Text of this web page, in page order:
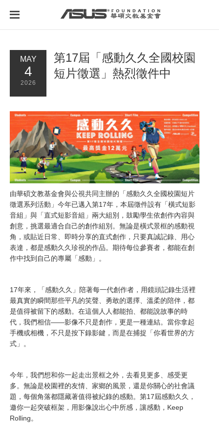
MAY
4
2026
第17屆「感動久久全國校園
短片徵選」熱烈徵件中
由華碩文教基金會與公視共同主辦的「感動久久全國校園短片
徵選系列活動」今年已邁入第17年，本屆徵件設有「橫式短影
音組」與「直式短影音組」兩大組別，鼓勵學生依創作內容與
創意，挑選最適合自己的創作組別。無論是橫式景框的感動視
角，或貼近日常、即時分享的直式創作，只要真誠記錄、用心
表達，都是感動久久珍視的作品。期待每位參賽者，都能在創
作中找到自己的專屬「感動」。
17年來，「感動久久」陪著每一代創作者，用鏡頭記錄生活裡
最真實的瞬間那些平凡的笑聲、勇敢的選擇、溫柔的陪伴，都
是值得被留下的感動。在這個人人都能拍、都能說故事的時
代，我們相信——影像不只是創作，更是一種連結。當你拿起
手機或相機，不只是按下錄影鍵，而是在捕捉「你看世界的方
式」。
今年，我們想和你一起走出景框之外，去看見更多、感受更
多。無論是校園裡的友情、家鄉的風景，還是你關心的社會議
題，每個角落都隱藏著值得被紀錄的感動。第17屆感動久久，
邀你一起突破框架，用影像說出心中所感，讓感動，Keep
Rolling。